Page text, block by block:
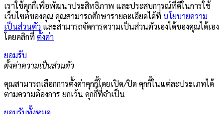
เราใช้คุกกี้เพื่อพัฒนาประสิทธิภาพ และประสบการณ์ที่ดีในการใช้
เว็บไซต์ของคุณ คุณสามารถศึกษารายละเอียดได้ที่ นโยบายความ
เป็นส่วนตัว และสามารถจัดการความเป็นส่วนตัวเองได้ของคุณได้เอง
โดยคลิกที่ ตั้งค่า
ยอมรับ
ตั้งค่าความเป็นส่วนตัว
คุณสามารถเลือกการตั้งค่าคุกกี้โดยเปิด/ปิด คุกกี้ในแต่ละประเภทได้
ตามความต้องการ ยกเว้น คุกกี้ที่จำเป็น